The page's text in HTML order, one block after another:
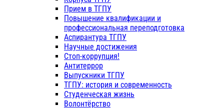
Прием в ТГПУ
Повышение квалификации и
профессиональная переподготовка
Аспирантура ТГПУ
Научные достижения
Стоп-коррупция!
Антитеррор
Выпускники ТГПУ
ТГПУ: история и современность
Студенческая жизнь
Волонтёрство